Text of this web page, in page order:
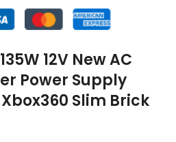
12V New AC
Power Supply
Slim Brick